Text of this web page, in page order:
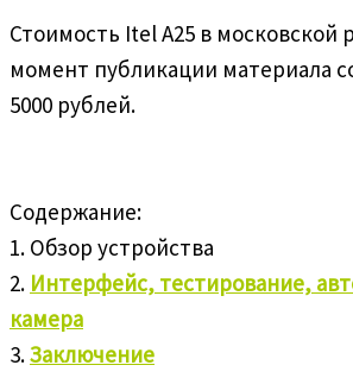
Стоимость Itel A25 в московской
момент публикации материала
5000 рублей.
Содержание:
1. Обзор устройства
2. Интерфейс, тестирование,
камера
3.Заключение